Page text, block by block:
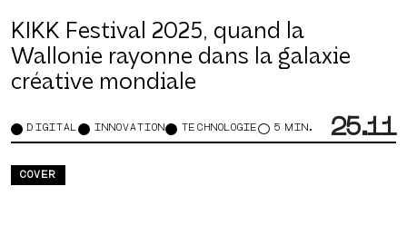
KIKK Festival 2025, quand la
Wallonie rayonne dans la galaxie
créative mondiale
DIGITAL INNOVATION TECHNOLOGIE 5 MIN. 25.11
COVER